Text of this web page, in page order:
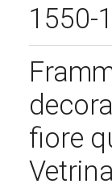
1550-
fiore